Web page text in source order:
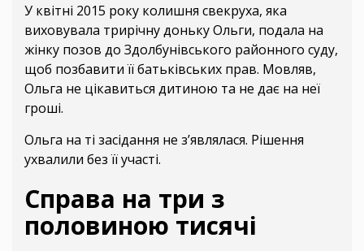
У квітні 2015 року колишня свекруха, яка
виховувала трирічну доньку Ольги, подала на
жінку позов до Здолбунівського районного суду,
щоб позбавити її батьківських прав. Мовляв,
Ольга не цікавиться дитиною та не дає на неї
гроші.
Ольга на ті засідання не з’являлася. Рішення
ухвалили без її участі.
Справа на три з
половиною тисячі